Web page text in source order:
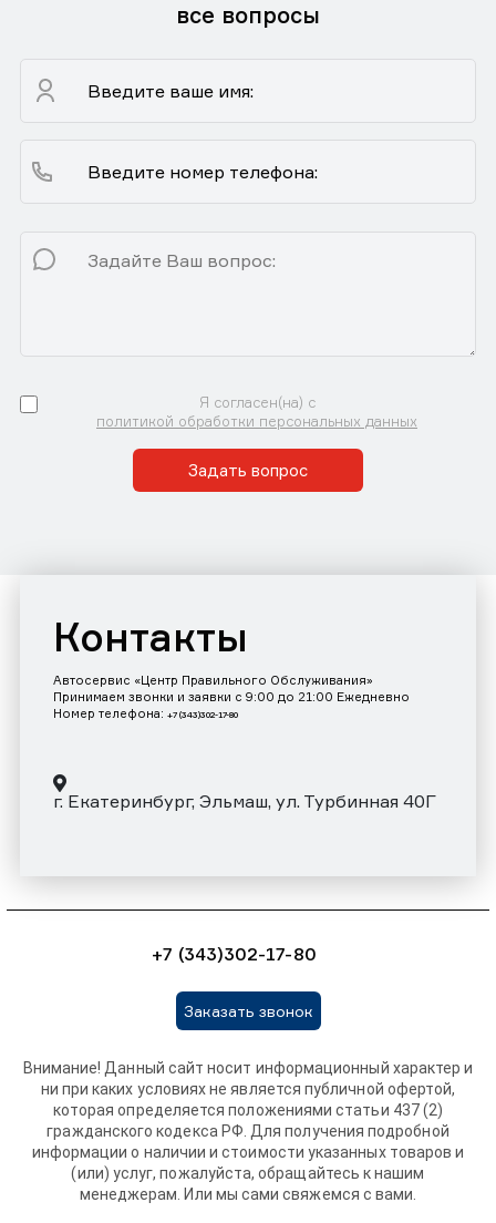
все вопросы
Я согласен(на) с
политикой обработки персональных данных
Задать вопрос
Контакты
Автосервис «Центр Правильного Обслуживания»
Принимаем звонки и заявки с 9:00 до 21:00 Ежедневно
Номер телефона: +7 (343)302-17-80
г. Екатеринбург, Эльмаш, ул. Турбинная 40Г
+7 (343)302-17-80
Заказать звонок
Внимание! Данный сайт носит информационный характер и
ни при каких условиях не является публичной офертой,
которая определяется положениями статьи 437 (2)
гражданского кодекса РФ. Для получения подробной
информации о наличии и стоимости указанных товаров и
(или) услуг, пожалуйста, обращайтесь к нашим
менеджерам. Или мы сами свяжемся с вами.